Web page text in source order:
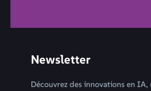
Newsletter
Découvrez des innovations en IA,